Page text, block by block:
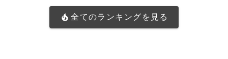
全てのランキングを見る